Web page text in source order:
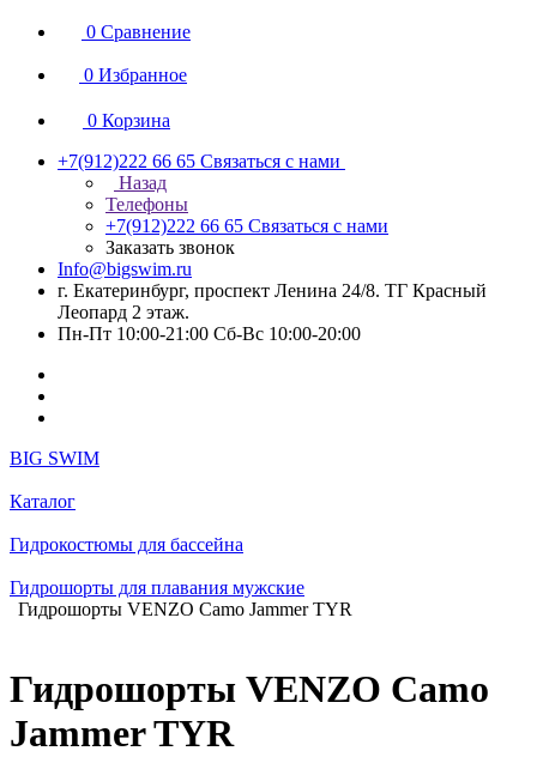
0 Сравнение
0 Избранное
0 Корзина
+7(912)222 66 65 Связаться с нами
Назад
Телефоны
+7(912)222 66 65 Связаться с нами
Заказать звонок
Info@bigswim.ru
г. Екатеринбург, проспект Ленина 24/8. ТГ Красный
Леопард 2 этаж.
Пн-Пт 10:00-21:00 Сб-Вс 10:00-20:00
BIG SWIM
Каталог
Гидрокостюмы для бассейна
Гидрошорты для плавания мужские
Гидрошорты VENZO Camo Jammer TYR
Гидрошорты VENZO Camo
Jammer TYR